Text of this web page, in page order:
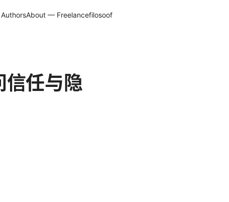
AuthorsAbout — Freelancefilosoof
任与隐